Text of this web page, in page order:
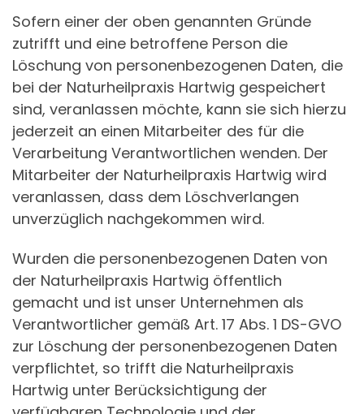
Sofern einer der oben genannten Gründe
zutrifft und eine betroffene Person die
Löschung von personenbezogenen Daten, die
bei der Naturheilpraxis Hartwig gespeichert
sind, veranlassen möchte, kann sie sich hierzu
jederzeit an einen Mitarbeiter des für die
Verarbeitung Verantwortlichen wenden. Der
Mitarbeiter der Naturheilpraxis Hartwig wird
veranlassen, dass dem Löschverlangen
unverzüglich nachgekommen wird.
Wurden die personenbezogenen Daten von
der Naturheilpraxis Hartwig öffentlich
gemacht und ist unser Unternehmen als
Verantwortlicher gemäß Art. 17 Abs. 1 DS-GVO
zur Löschung der personenbezogenen Daten
verpflichtet, so trifft die Naturheilpraxis
Hartwig unter Berücksichtigung der